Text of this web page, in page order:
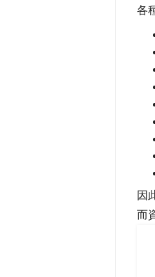
各
因
而